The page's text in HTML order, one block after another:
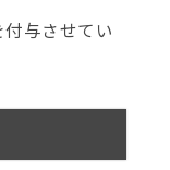
与させてい